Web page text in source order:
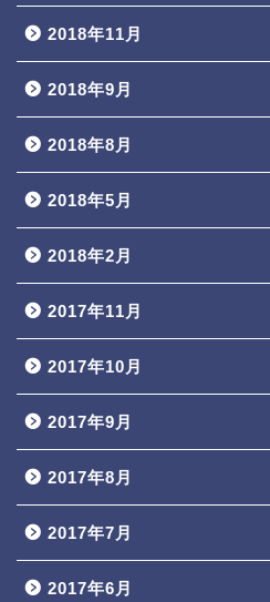
2018年11月
2018年9月
2018年8月
2018年5月
2018年2月
2017年11月
2017年10月
2017年9月
2017年8月
2017年7月
2017年6月